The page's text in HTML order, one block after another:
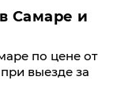
Самаре и
по цене от
выезде за